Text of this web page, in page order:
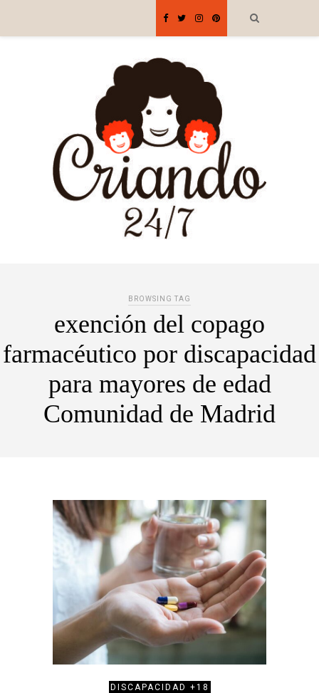
BROWSING TAG
exención del copago
farmacéutico por discapacidad
para mayores de edad
Comunidad de Madrid
DISCAPACIDAD +18